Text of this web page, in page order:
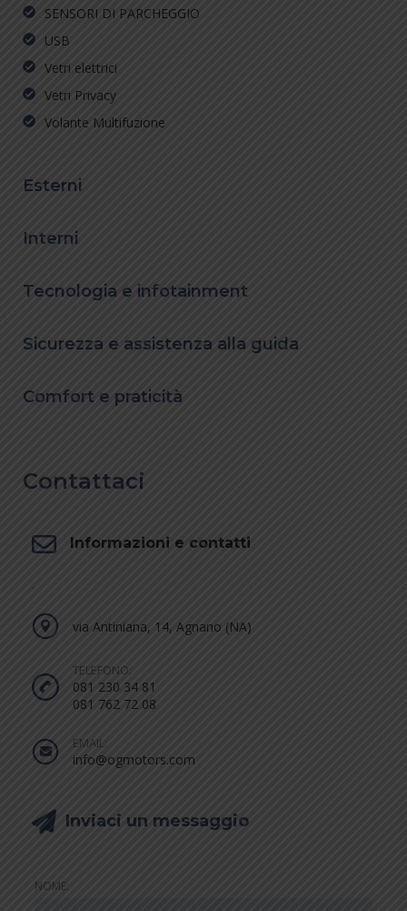
SENSORI DI PARCHEGGIO
USB
Vetri elettrici
Vetri Privacy
Volante Multifuzione
Esterni
Interni
Tecnologia e infotainment
Sicurezza e assistenza alla guida
Comfort e praticità
Contattaci
Informazioni e contatti
.
via Antiniana, 14, Agnano (NA)
TELEFONO:
081 230 34 81
081 762 72 08
EMAIL:
info@ogmotors.com
Inviaci un messaggio
NOME: